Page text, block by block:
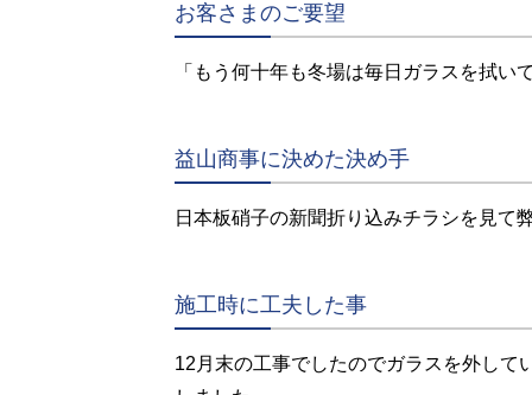
お客さまのご要望
「もう何十年も冬場は毎日ガラスを拭
益山商事に決めた決め手
日本板硝子の新聞折り込みチラシを見て
施工時に工夫した事
12月末の工事でしたのでガラスを外して